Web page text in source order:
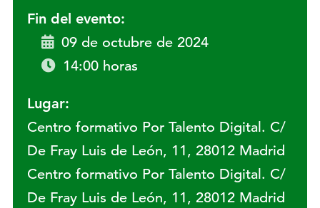
Fin del evento:
09 de octubre de 2024
14:00 horas
Lugar:
Centro formativo Por Talento Digital. C/
De Fray Luis de León, 11, 28012 Madrid
Centro formativo Por Talento Digital. C/
De Fray Luis de León, 11, 28012 Madrid